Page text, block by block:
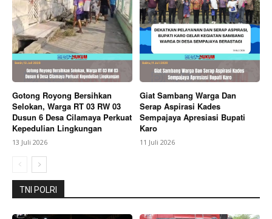
Contact us
Subscription Plans
My account
Bagikan Artikel
Berita Lainnya Dalam Peringatan HAN 2026
Momentum Wujudkan Kabupaten Karo Ramah Anak
Gotong Royong Bersihkan
Selokan, Warga RT 03 RW 03
Dusun 6 Desa Cilamaya Perkuat
Kepedulian Lingkungan
13 Juli 2026
Giat Sambang Warga Dan
Serap Aspirasi Kades
Sempajaya Apresiasi Bupati
Karo
11 Juli 2026
TNI POLRI